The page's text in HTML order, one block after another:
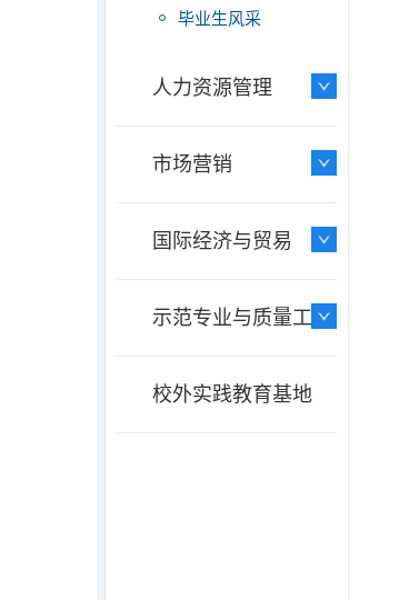
毕业生风采
人力资源管理
市场营销
国际经济与贸易
示范专业与质量工程
校外实践教育基地